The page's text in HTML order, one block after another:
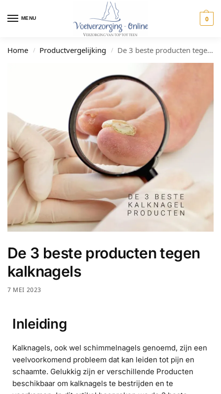
MENU 0
Home / Productvergelijking / De 3 beste producten tegen kalknagels
De 3 beste producten tegen
kalknagels
7 MEI 2023
Inleiding
Kalknagels, ook wel schimmelnagels genoemd, zijn een
veelvoorkomend probleem dat kan leiden tot pijn en
schaamte. Gelukkig zijn er verschillende Producten
beschikbaar om kalknagels te bestrijden en te